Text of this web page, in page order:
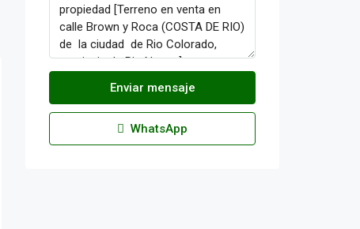
Enviar mensaje
WhatsApp